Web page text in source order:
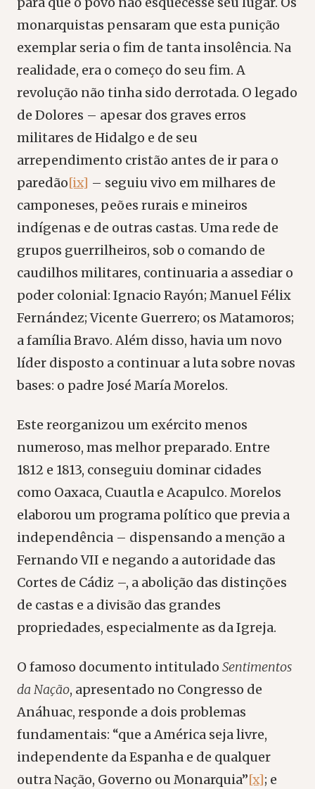
monarquistas pensaram que esta punição
exemplar seria o fim de tanta insolência. Na
realidade, era o começo do seu fim. A
revolução não tinha sido derrotada. O legado
de Dolores – apesar dos graves erros
militares de Hidalgo e de seu
arrependimento cristão antes de ir para o
paredão[ix] – seguiu vivo em milhares de
camponeses, peões rurais e mineiros
indígenas e de outras castas. Uma rede de
grupos guerrilheiros, sob o comando de
caudilhos militares, continuaria a assediar o
poder colonial: Ignacio Rayón; Manuel Félix
Fernández; Vicente Guerrero; os Matamoros;
a família Bravo. Além disso, havia um novo
líder disposto a continuar a luta sobre novas
bases: o padre José María Morelos.
Este reorganizou um exército menos
numeroso, mas melhor preparado. Entre
1812 e 1813, conseguiu dominar cidades
como Oaxaca, Cuautla e Acapulco. Morelos
elaborou um programa político que previa a
independência – dispensando a menção a
Fernando VII e negando a autoridade das
Cortes de Cádiz –, a abolição das distinções
de castas e a divisão das grandes
propriedades, especialmente as da Igreja.
O famoso documento intitulado Sentimentos
da Nação, apresentado no Congresso de
Anáhuac, responde a dois problemas
fundamentais: “que a América seja livre,
independente da Espanha e de qualquer
outra Nação, Governo ou Monarquia”[x]; e